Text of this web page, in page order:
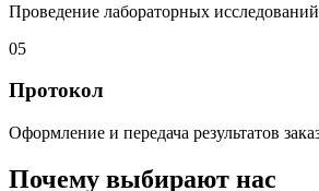
Проведение лабораторных
05
Протокол
Оформление и передача результатов
Почему выбирают нас